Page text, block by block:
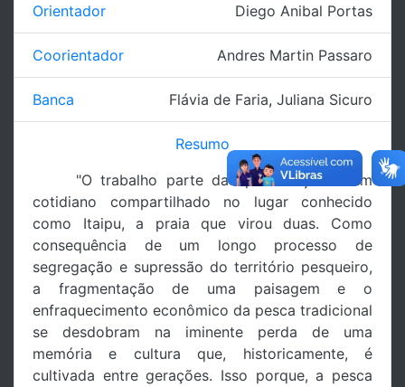
Orientador Diego Anibal Portas
Coorientador Andres Martin Passaro
Banca Flávia de Faria, Juliana Sicuro
Resumo
"O trabalho parte da aproximação a um
cotidiano compartilhado no lugar conhecido
como Itaipu, a praia que virou duas. Como
consequência de um longo processo de
segregação e supressão do território pesqueiro,
a fragmentação de uma paisagem e o
enfraquecimento econômico da pesca tradicional
se desdobram na iminente perda de uma
memória e cultura que, historicamente, é
cultivada entre gerações. Isso porque, a pesca